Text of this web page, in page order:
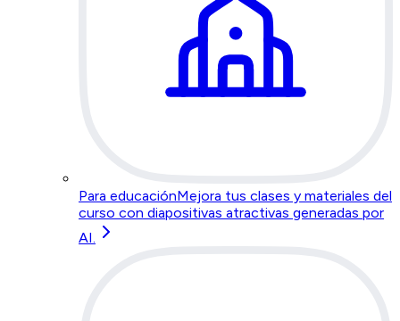
Para educaciónMejora tus clases y materiales del
curso con diapositivas atractivas generadas por
AI.